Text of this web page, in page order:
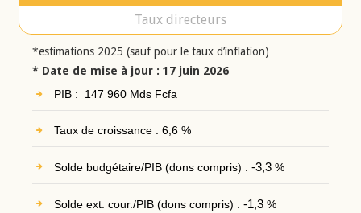
Taux directeurs
*estimations 2025 (sauf pour le taux d’inflation)
* Date de mise à jour : 17 juin 2026
PIB : 147 960 Mds Fcfa
Taux de croissance : 6,6 %
Solde budgétaire/PIB (dons compris) : -3,3%
Solde ext. cour./PIB (dons compris) : -1,3%